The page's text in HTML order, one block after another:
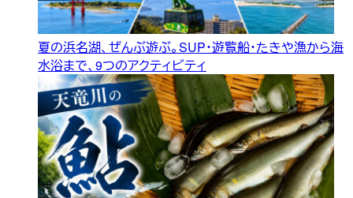
夏の浜名湖、ぜんぶ遊ぶ。SUP・遊覧船・たきや漁から海
水浴まで、9つのアクティビティ